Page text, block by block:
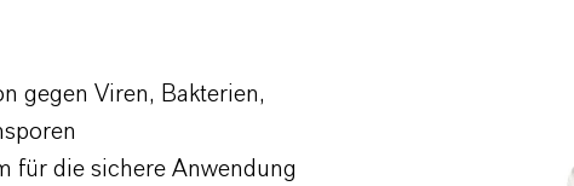
gegen Viren, Bakterien,
für die sichere Anwendung